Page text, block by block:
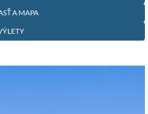
A MAPA